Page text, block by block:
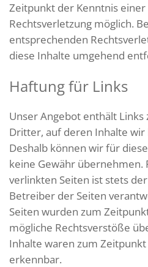
Zeitpunkt der Kenntnis
Rechtsverletzung möglich.
entsprechenden
diese Inhalte umgehend
Haftung für Links
Unser Angebot enthält
Dritter, auf deren Inhalte wir
Deshalb können wir für
keine Gewähr übernehmen.
verlinkten Seiten ist stets
Betreiber der Seiten
Seiten wurden zum
mögliche Rechtsverstöße
Inhalte waren zum
erkennbar.